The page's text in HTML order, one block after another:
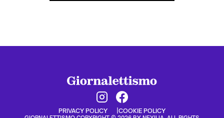
PRIVACY POLICY COOKIE POLICY